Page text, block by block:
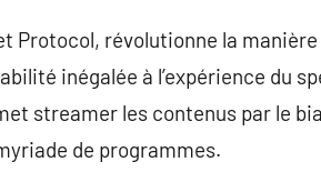
Protocol, révolutionne la
inégalée à l’expérience du
streamer les contenus par le
de programmes.